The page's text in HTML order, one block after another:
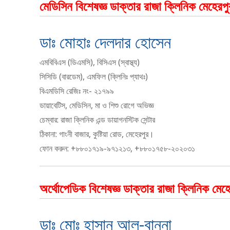
মেডিসিন বিশেষজ্ঞ ডাক্তার রাজা ক্লিনিক
ডাঃ মোহাঃ দেলদার হোসেন
এমবিবিএস (ডিএমসি), বিসিএস (স্বাস্থ্য)
সিসিডি (বারডেম), এমফিল (ক্লিনিঃ প্যাথঃ)
বিএমডিসি রেজিঃ নং- ২১৭৯৯
ডায়াবেটিস, মেডিসিন, মা ও শিশু রোগে অভিজ্ঞ
চেম্বার: রাজা ক্লিনিক এন্ড ডায়াগনস্টিক সেন্টার
ঠিকানা: গাংনী বাজার, কুষ্টিয়া রোড, মেহেরপুর।
ফোন করুন: +৮৮০১৭১৯-৯৭১২১৩, +৮৮০১৭৫৮-২০২০৩১
অর্থোপেডিক বিশেষজ্ঞ ডাক্তার রাজা ক্লিনিক
ডাঃ মোঃ হাসান আল-বান্না